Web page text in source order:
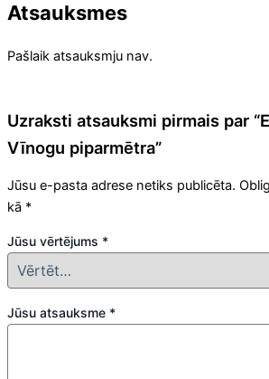
Atsauksmes
Pašlaik atsauksmju nav.
Uzraksti atsauksmi pirmais par
Vīnogu piparmētra”
Jūsu e-pasta adrese netiks publicēta.
kā *
Jūsu vērtējums *
Jūsu atsauksme *